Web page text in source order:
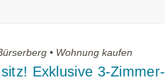
• Wohnung kaufen
Exklusive 3-Zimmer-